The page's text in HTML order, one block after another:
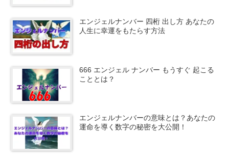
エンジェルナンバー 四桁 出し方 あなたの
人生に幸運をもたらす方法
666 エンジェル ナンバー もうすぐ 起こる
こととは？
エンジェルナンバーの意味とは？あなたの
運命を導く数字の秘密を大公開！